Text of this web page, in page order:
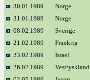
30.01.1989
Norge
31.01.1989
Norge
08.02.1989
Sverige
21.02.1989
Frankrig
23.02.1989
Israel
26.02.1989
Vesttyskland